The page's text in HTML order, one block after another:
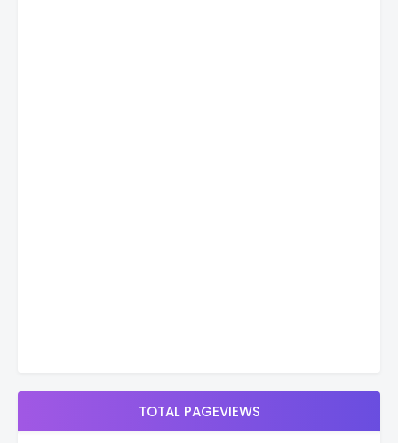
TOTAL PAGEVIEWS